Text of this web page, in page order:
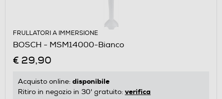
FRULLATORI A IMMERSIONE
BOSCH - MSM14000-Bianco
€ 29,90
Acquisto online: disponibile
Ritiro in negozio in 30' gratuito: verifica